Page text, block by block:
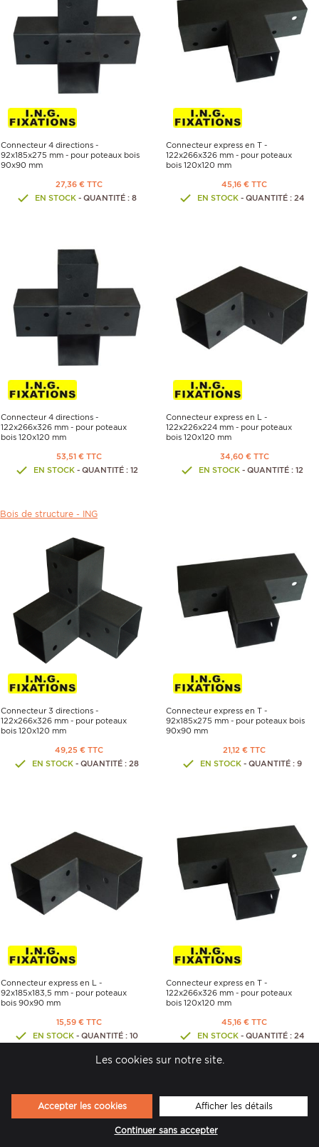
Connecteur 4 directions -
92x185x275 mm - pour poteaux bois
90x90 mm
27,36 € TTC
EN STOCK- QUANTITÉ : 8
Connecteur express en T -
122x266x326 mm - pour poteaux
bois 120x120 mm
45,16 € TTC
EN STOCK- QUANTITÉ : 24
Connecteur 4 directions -
122x266x326 mm - pour poteaux
bois 120x120 mm
53,51 € TTC
EN STOCK- QUANTITÉ : 12
Connecteur express en L -
122x226x224 mm - pour poteaux
bois 120x120 mm
34,60 € TTC
EN STOCK- QUANTITÉ : 12
Bois de structure - ING
Connecteur 3 directions -
122x266x326 mm - pour poteaux
bois 120x120 mm
49,25 € TTC
EN STOCK - QUANTITÉ : 28
Connecteur express en T -
92x185x275 mm - pour poteaux bois
90x90 mm
21,12 € TTC
EN STOCK- QUANTITÉ : 9
Connecteur express en L -
92x185x183,5 mm - pour poteaux
bois 90x90 mm
15,59 € TTC
EN STOCK - QUANTITÉ : 10
Connecteur express en T -
122x266x326 mm - pour poteaux
bois 120x120 mm
45,16 € TTC
EN STOCK- QUANTITÉ : 24
Les cookies sur notre site.
Accepter les cookies Afficher les détails
Continuer sans accepter